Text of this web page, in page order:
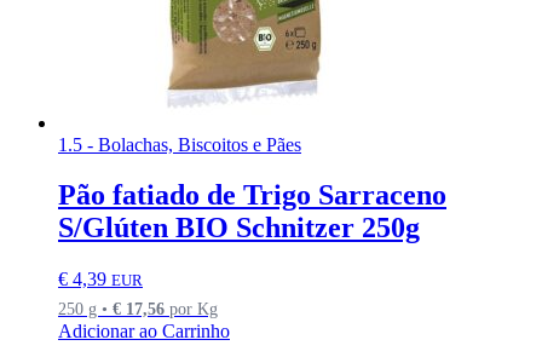
1.5 - Bolachas, Biscoitos e Pães
Pão fatiado de Trigo Sarraceno
S/Glúten BIO Schnitzer 250g
€ 4,39 EUR
250 g • € 17,56 por Kg
Adicionar ao Carrinho